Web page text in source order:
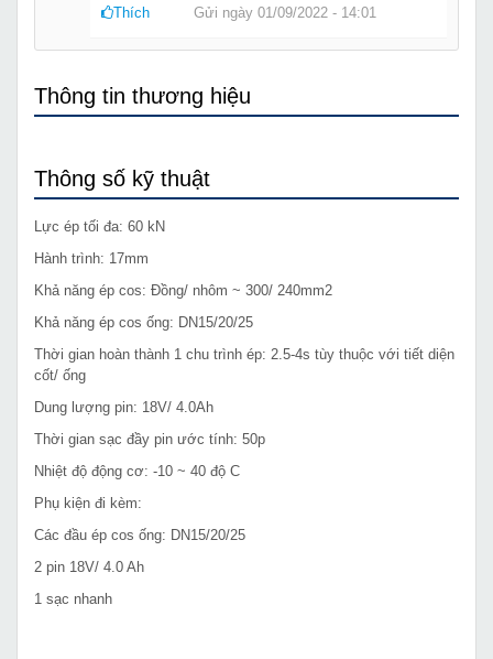
Thích Gửi ngày 01/09/2022 - 14:01
Thông tin thương hiệu
Thông số kỹ thuật
Lực ép tối đa: 60 kN
Hành trình: 17mm
Khả năng ép cos: Đồng/ nhôm ~ 300/ 240mm2
Khả năng ép cos ống: DN15/20/25
Thời gian hoàn thành 1 chu trình ép: 2.5-4s tùy thuộc với tiết diện
cốt/ ống
Dung lượng pin: 18V/ 4.0Ah
Thời gian sạc đầy pin ước tính: 50p
Nhiệt độ động cơ: -10 ~ 40 độ C
Phụ kiện đi kèm:
Các đầu ép cos ống: DN15/20/25
2 pin 18V/ 4.0 Ah
1 sạc nhanh